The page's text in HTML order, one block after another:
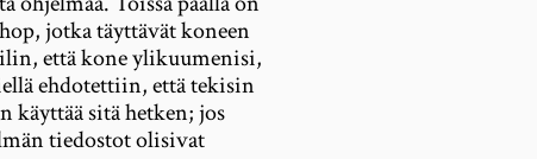
jotka täyttävät koneen
että kone ylikuumenisi,
ehdotettiin, että tekisin
käyttää sitä hetken; jos
tiedostot olisivat